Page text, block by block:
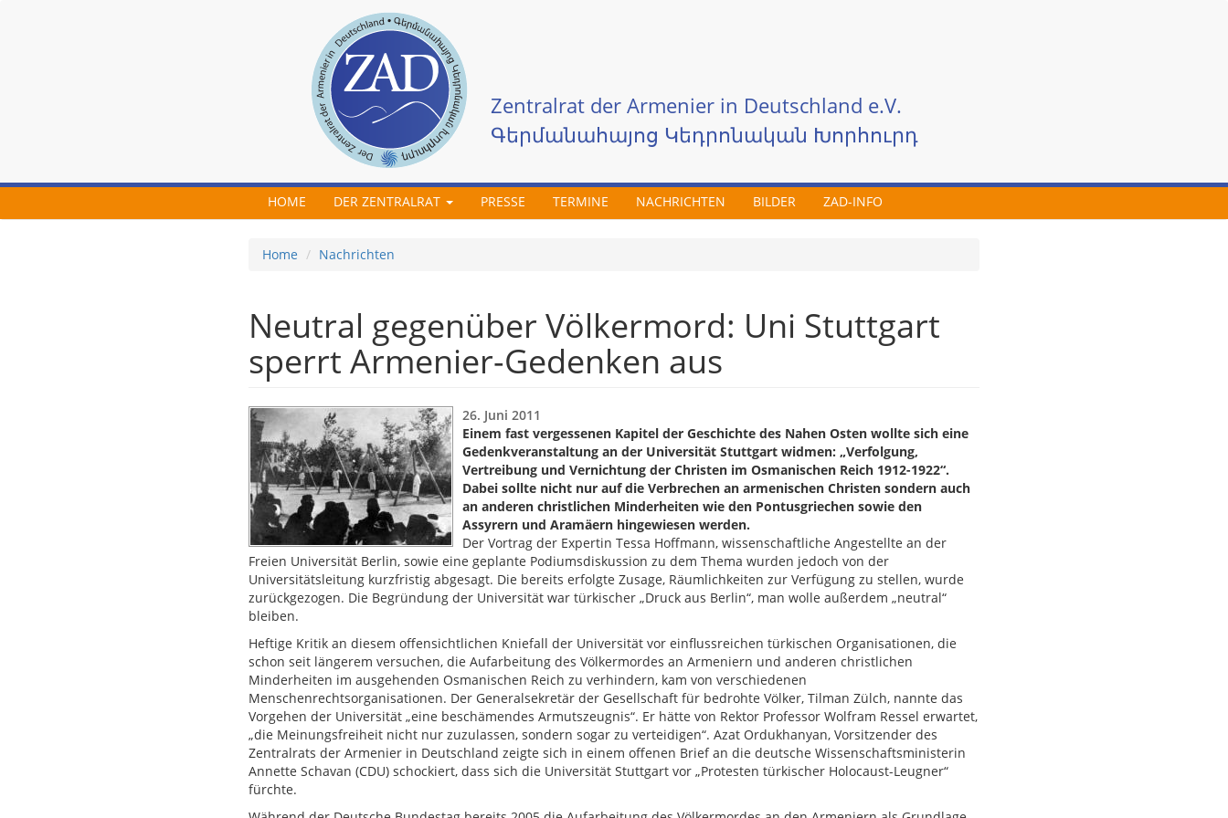
Zentralrat der Armenier in Deutschland e.V.
Գերմանահայոց Կեդրոնական Խորհուրդ
HOME DER ZENTRALRAT PRESSE TERMINE NACHRICHTEN BILDER ZAD-INFO
Home Nachrichten
Neutral gegenüber Völkermord: Uni Stuttgart
sperrt Armenier-Gedenken aus
26. Juni 2011
Einem fast vergessenen Kapitel der Geschichte des Nahen Osten wollte sich eine
Gedenkveranstaltung an der Universität Stuttgart widmen: „Verfolgung,
Vertreibung und Vernichtung der Christen im Osmanischen Reich 1912-1922“.
Dabei sollte nicht nur auf die Verbrechen an armenischen Christen sondern auch
an anderen christlichen Minderheiten wie den Pontusgriechen sowie den
Assyrern und Aramäern hingewiesen werden.
Der Vortrag der Expertin Tessa Hoffmann, wissenschaftliche Angestellte an der
Freien Universität Berlin, sowie eine geplante Podiumsdiskussion zu dem Thema wurden jedoch von der
Universitätsleitung kurzfristig abgesagt. Die bereits erfolgte Zusage, Räumlichkeiten zur Verfügung zu stellen, wurde
zurückgezogen. Die Begründung der Universität war türkischer „Druck aus Berlin“, man wolle außerdem „neutral“
bleiben.
Heftige Kritik an diesem offensichtlichen Kniefall der Universität vor einflussreichen türkischen Organisationen, die
schon seit längerem versuchen, die Aufarbeitung des Völkermordes an Armeniern und anderen christlichen
Minderheiten im ausgehenden Osmanischen Reich zu verhindern, kam von verschiedenen
Menschenrechtsorganisationen. Der Generalsekretär der Gesellschaft für bedrohte Völker, Tilman Zülch, nannte das
Vorgehen der Universität „eine beschämendes Armutszeugnis“. Er hätte von Rektor Professor Wolfram Ressel erwartet,
„die Meinungsfreiheit nicht nur zuzulassen, sondern sogar zu verteidigen“. Azat Ordukhanyan, Vorsitzender des
Zentralrats der Armenier in Deutschland zeigte sich in einem offenen Brief an die deutsche Wissenschaftsministerin
Annette Schavan (CDU) schockiert, dass sich die Universität Stuttgart vor „Protesten türkischer Holocaust-Leugner“
fürchte.